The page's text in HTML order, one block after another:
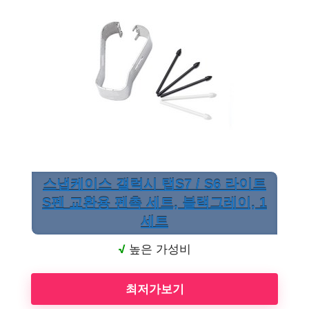
스냅케이스 갤럭시 탭S7 / S6 라이트
S펜 교환용 펜촉 세트, 블랙그레이, 1
세트
√ 높은 가성비
최저가보기